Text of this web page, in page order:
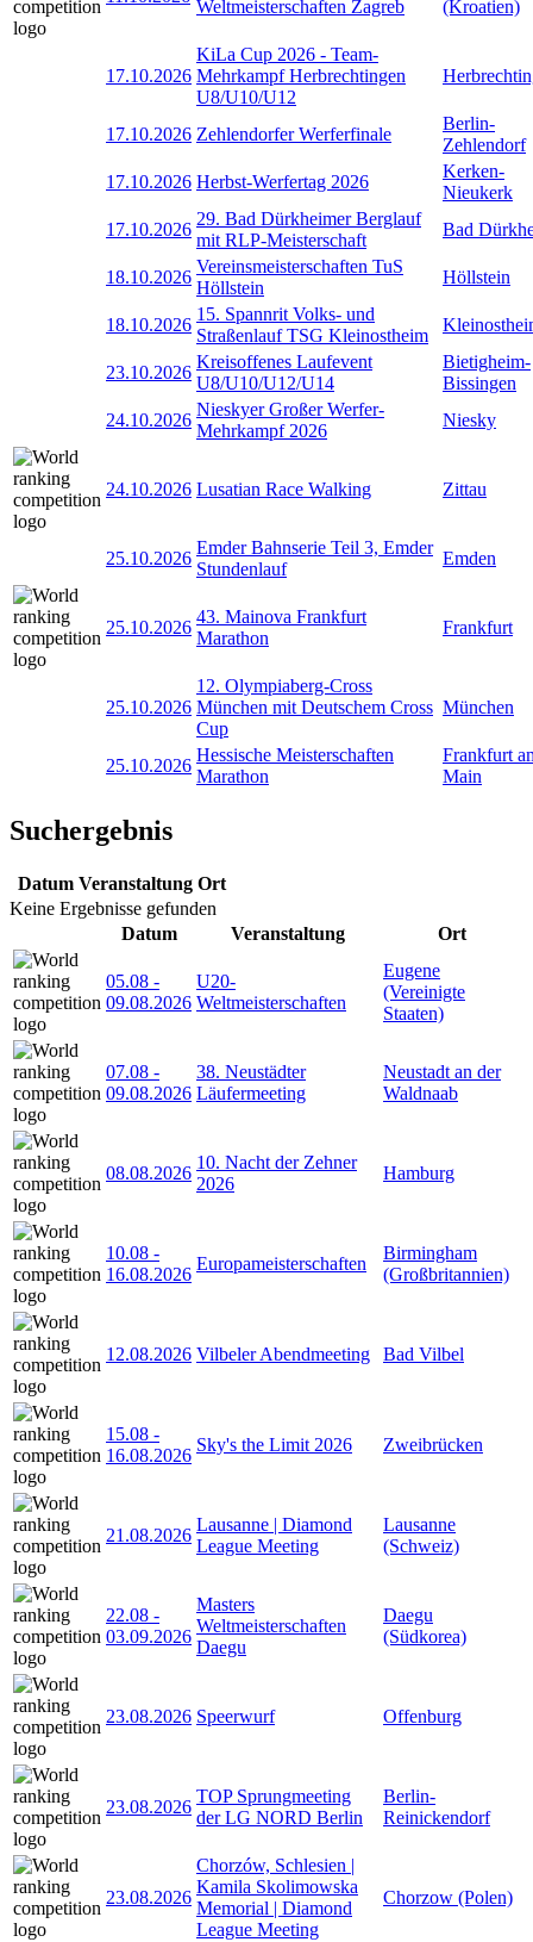
Weltmeisterschaften Zagreb (Kroatien)
17.10.2026
KiLa Cup 2026 - Team-
Mehrkampf Herbrechtingen
U8/U10/U12
17.10.2026 Zehlendorfer Werferfinale
Berlin-
Zehlendorf
17.10.2026 Herbst-Werfertag 2026
Kerken-
Nieukerk
17.10.2026
29. Bad Dürkheimer Berglauf
mit RLP-Meisterschaft
Bad
18.10.2026
Vereinsmeisterschaften TuS
Höllstein
Höllstein
18.10.2026
15. Spannrit Volks- und
Straßenlauf TSG Kleinostheim
23.10.2026
Kreisoffenes Laufevent
U8/U10/U12/U14
Bietigheim-
Bissingen
24.10.2026
Nieskyer Großer Werfer-
Mehrkampf 2026
Niesky
24.10.2026 Lusatian Race Walking Zittau
25.10.2026
Emder Bahnserie Teil 3, Emder
Stundenlauf
Emden
25.10.2026
43. Mainova Frankfurt
Marathon
Frankfurt
25.10.2026
12. Olympiaberg-Cross
München mit Deutschem Cross
Cup
München
25.10.2026
Hessische Meisterschaften
Marathon
Frankfurt
Main
Suchergebnis
Datum Veranstaltung Ort
Keine Ergebnisse gefunden
Datum
Veranstaltung Ort
05.08 -
09.08.2026
U20-
Weltmeisterschaften
Eugene
(Vereinigte
Staaten)
07.08 -
09.08.2026
38. Neustädter
Läufermeeting
Neustadt an der
Waldnaab
08.08.2026
10. Nacht der Zehner
2026
Hamburg
10.08 -
16.08.2026
Europameisterschaften
Birmingham
(Großbritannien)
12.08.2026 Vilbeler Abendmeeting Bad Vilbel
15.08 -
16.08.2026
Sky's the Limit 2026 Zweibrücken
21.08.2026
Lausanne | Diamond
League Meeting
Lausanne
(Schweiz)
22.08 -
03.09.2026
Masters
Weltmeisterschaften
Daegu
Daegu
(Südkorea)
23.08.2026 Speerwurf Offenburg
23.08.2026
TOP Sprungmeeting
der LG NORD Berlin
Berlin-
Reinickendorf
23.08.2026
Chorzów, Schlesien |
Kamila Skolimowska
Memorial | Diamond
League Meeting
Chorzow (Polen)